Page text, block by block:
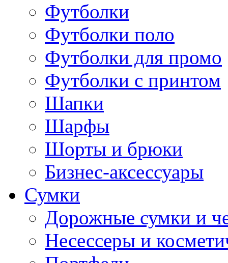
Футболки
Футболки поло
Футболки для промо
Футболки с принтом
Шапки
Шарфы
Шорты и брюки
Бизнес-аксессуары
Сумки
Дорожные сумки и
Несессеры и